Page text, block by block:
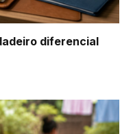
diferencial